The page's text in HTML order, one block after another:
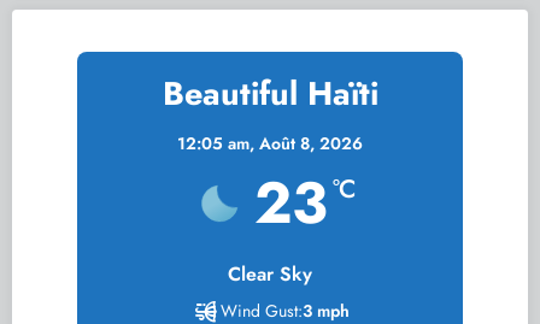
Beautiful Haïti
12:05 am, Août 8, 2026
23°C
Clear Sky
Wind Gust:3 mph